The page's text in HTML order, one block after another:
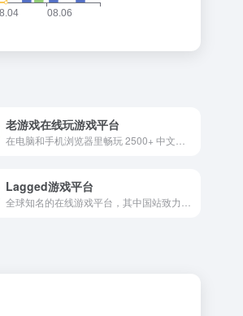
老游戏在线玩游戏平台
Lagged游戏平台